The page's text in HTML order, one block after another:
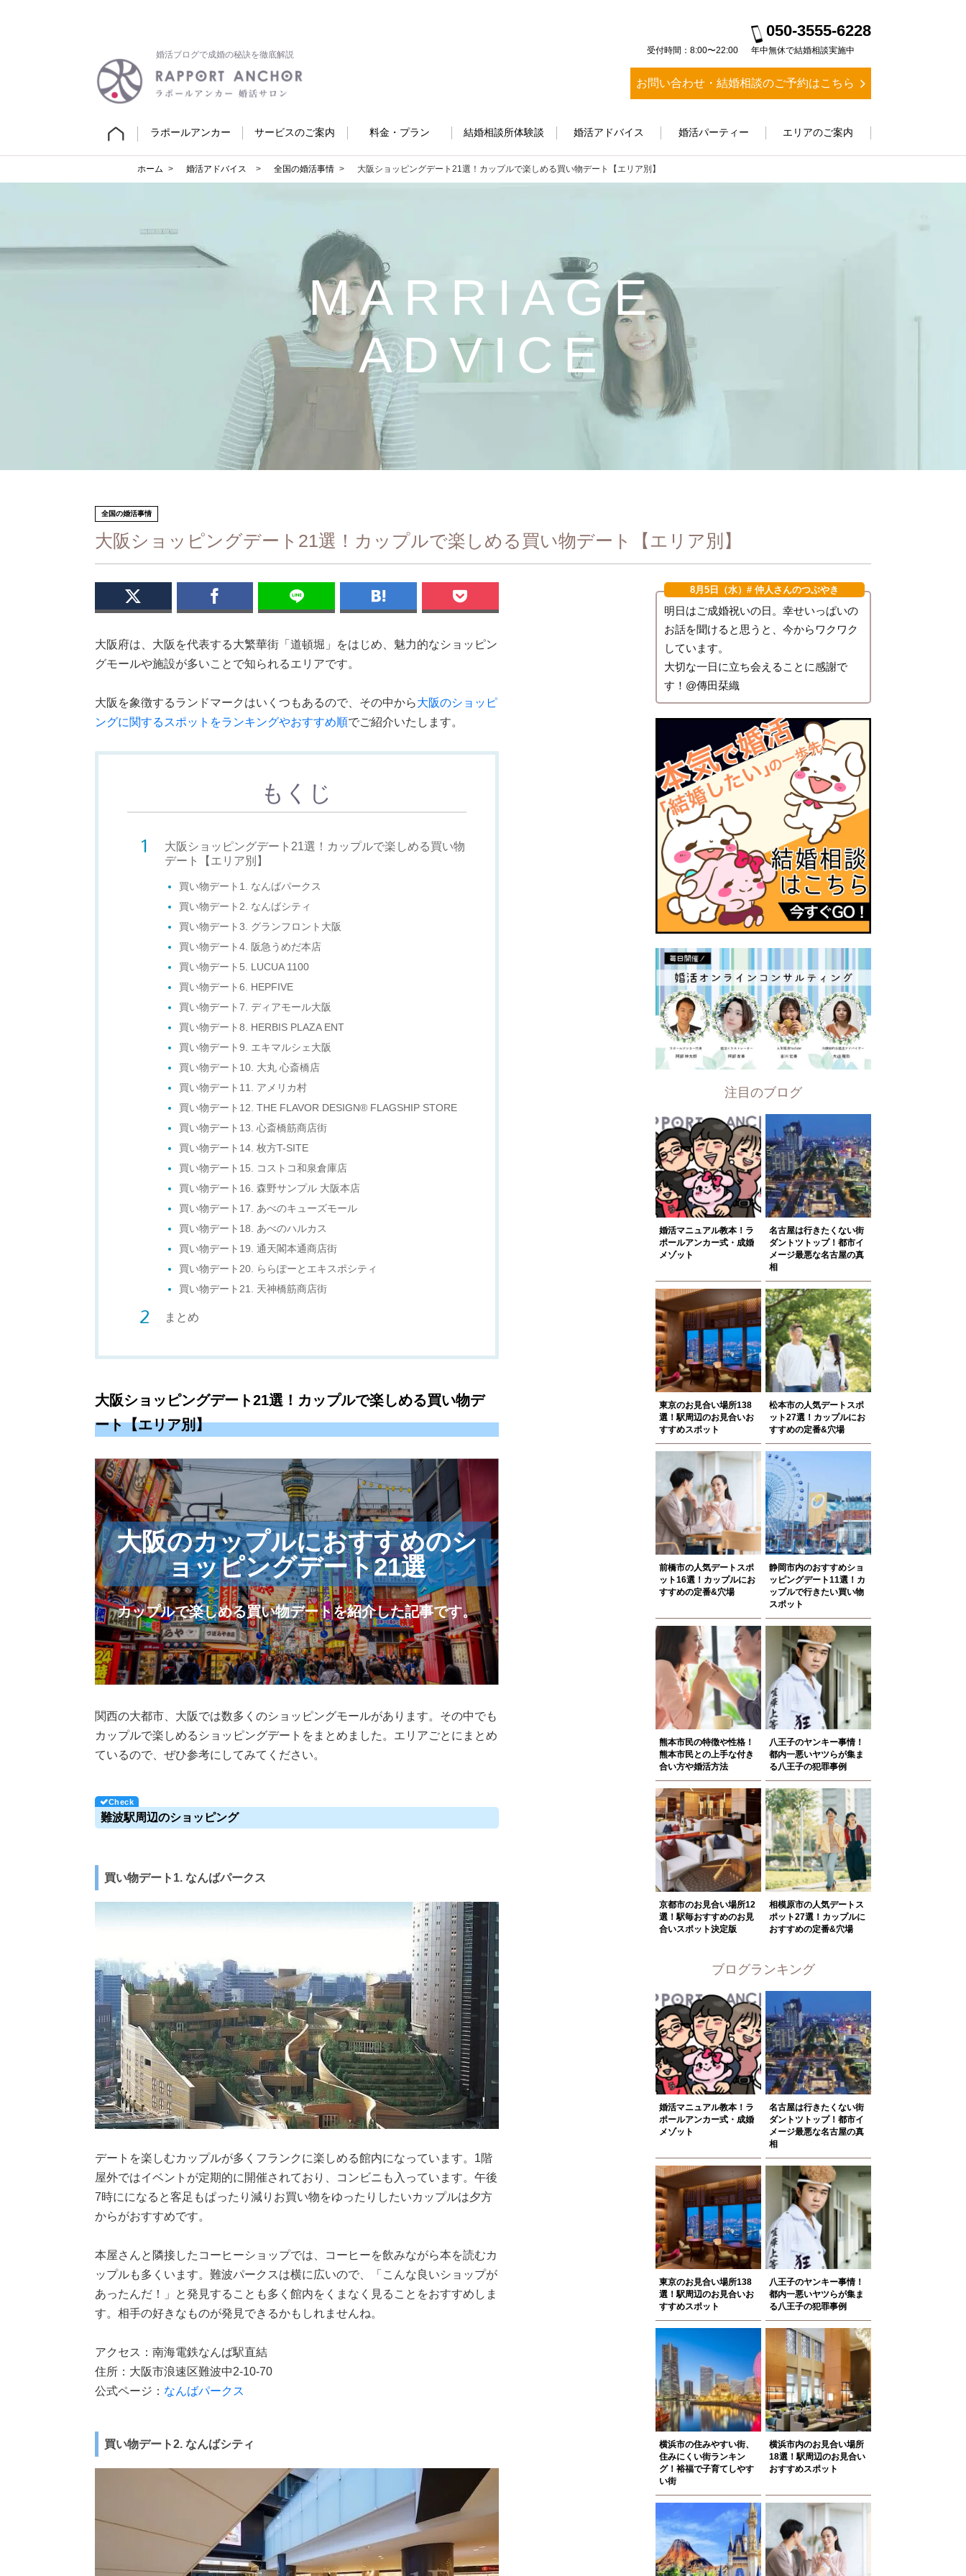
婚活ブログで成婚の秘訣を徹底解説
050-3555-6228
受付時間：8:00〜22:00 年中無休で結婚相談実施中
お問い合わせ・結婚相談のご予約はこちら
ラポールアンカー サービスのご案内 料金・プラン 結婚相談所体験談 婚活アドバイス 婚活パーティー エリアのご案内
ホーム 婚活アドバイス 全国の婚活事情 大阪ショッピングデート21選！カップルで楽しめる買い物デート【エリア別】
MARRIAGE
ADVICE
全国の婚活事情
大阪ショッピングデート21選！カップルで楽しめる買い物デート【エリア別】
大阪府は、大阪を代表する大繁華街「道頓堀」をはじめ、魅力的なショッピン
グモールや施設が多いことで知られるエリアです。
大阪を象徴するランドマークはいくつもあるので、その中から大阪のショッピ
ングに関するスポットをランキングやおすすめ順でご紹介いたします。
もくじ
大阪ショッピングデート21選！カップルで楽しめる買い物
デート【エリア別】
買い物デート1. なんばパークス
買い物デート2. なんばシティ
買い物デート3. グランフロント大阪
買い物デート4. 阪急うめだ本店
買い物デート5. LUCUA 1100
買い物デート6. HEPFIVE
買い物デート7. ディアモール大阪
買い物デート8. HERBIS PLAZA ENT
買い物デート9. エキマルシェ大阪
買い物デート10. 大丸 心斎橋店
買い物デート11. アメリカ村
買い物デート12. THE FLAVOR DESIGN® FLAGSHIP STORE
買い物デート13. 心斎橋筋商店街
買い物デート14. 枚方T-SITE
買い物デート15. コストコ和泉倉庫店
買い物デート16. 森野サンプル 大阪本店
買い物デート17. あべのキューズモール
買い物デート18. あべのハルカス
買い物デート19. 通天閣本通商店街
買い物デート20. ららぽーとエキスポシティ
買い物デート21. 天神橋筋商店街
まとめ
大阪ショッピングデート21選！カップルで楽しめる買い物デ
ート【エリア別】
大阪のカップルにおすすめのシ
ョッピングデート21選
カップルで楽しめる買い物デートを紹介した記事です。
関西の大都市、大阪では数多くのショッピングモールがあります。その中でも
カップルで楽しめるショッピングデートをまとめました。エリアごとにまとめ
ているので、ぜひ参考にしてみてください。
難波駅周辺のショッピング
買い物デート1. なんばパークス
デートを楽しむカップルが多くフランクに楽しめる館内になっています。1階
屋外ではイベントが定期的に開催されており、コンビニも入っています。午後
7時にになると客足もぱったり減りお買い物をゆったりしたいカップルは夕方
からがおすすめです。
本屋さんと隣接したコーヒーショップでは、コーヒーを飲みながら本を読むカ
ップルも多くいます。難波パークスは横に広いので、「こんな良いショップが
あったんだ！」と発見することも多く館内をくまなく見ることをおすすめしま
す。相手の好きなものが発見できるかもしれませんね。
アクセス：南海電鉄なんば駅直結
住所：大阪市浪速区難波中2-10-70
公式ページ： なんばパークス
買い物デート2. なんばシティ
8月5日（水） # 仲人さんのつぶやき
明日はご成婚祝いの日。幸せいっぱいの
お話を聞けると思うと、今からワクワク
しています。
大切な一日に立ち会えることに感謝で
す！@傳田栞織
注目のブログ
婚活マニュアル教本！ラ
ポールアンカー式・成婚
メゾット
名古屋は行きたくない街
ダントツトップ！都市イ
メージ最悪な名古屋の真
相
東京のお見合い場所138
選！駅周辺のお見合いお
すすめスポット
松本市の人気デートスポ
ット27選！カップルにお
すすめの定番&穴場
前橋市の人気デートスポ
ット16選！カップルにお
すすめの定番&穴場
静岡市内のおすすめショ
ッピングデート11選！カ
ップルで行きたい買い物
スポット
熊本市民の特徴や性格！
熊本市民との上手な付き
合い方や婚活方法
八王子のヤンキー事情！
都内一悪いヤツらが集ま
る八王子の犯罪事例
京都市のお見合い場所12
選！駅毎おすすめのお見
合いスポット決定版
相模原市の人気デートス
ポット27選！カップルに
おすすめの定番&穴場
ブログランキング
婚活マニュアル教本！ラ
ポールアンカー式・成婚
メゾット
名古屋は行きたくない街
ダントツトップ！都市イ
メージ最悪な名古屋の真
相
東京のお見合い場所138
選！駅周辺のお見合いお
すすめスポット
八王子のヤンキー事情！
都内一悪いヤツらが集ま
る八王子の犯罪事例
横浜市の住みやすい街、
住みにくい街ランキン
グ！裕福で子育てしやす
い街
横浜市内のお見合い場所
18選！駅周辺のお見合い
おすすめスポット